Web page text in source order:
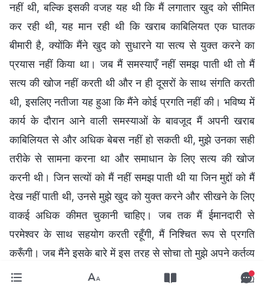
नहीं थी, बल्कि इसकी वजह यह थी कि मैं लगातार खुद को सीमित
कर रही थी, यह मान रही थी कि खराब काबिलियत एक घातक
बीमारी है, क्योंकि मैंने खुद को सुधारने या सत्य से युक्त करने का
प्रयास नहीं किया था। जब मैं समस्याएँ नहीं समझ पाती थी तो मैं
सत्य की खोज नहीं करती थी और न ही दूसरों के साथ संगति करती
थी, इसलिए नतीजा यह हुआ कि मैंने कोई प्रगति नहीं की। भविष्य में
कार्य के दौरान आने वाली समस्याओं के बावजूद मैं अपनी खराब
काबिलियत से और अधिक बेबस नहीं हो सकती थी, मुझे उनका सही
तरीके से सामना करना था और समाधान के लिए सत्य की खोज
करनी थी। जिन सत्यों को मैं नहीं समझ पाती थी या जिन मुद्दों को मैं
देख नहीं पाती थी, उनसे मुझे खुद को युक्त करने और सीखने के लिए
वाकई अधिक कीमत चुकानी चाहिए। जब तक मैं ईमानदारी से
परमेश्वर के साथ सहयोग करती रहूँगी, मैं निश्चित रूप से प्रगति
करूँगी। जब मैंने इसके बारे में इस तरह से सोचा तो मुझे अपने कर्तव्य
में अधिक सहजता और दृढ़ता महसूस हुई। अतीत में मैं अक्सर अपनी